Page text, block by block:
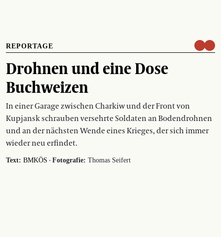
REPORTAGE
Drohnen und eine Dose
Buchweizen
In einer Garage zwischen Charkiw und der Front von
Kupjansk schrauben versehrte Soldaten an Bodendrohnen
und an der nächsten Wende eines Krieges, der sich immer
wieder neu erfindet.
Text: BMKÖS · Fotografie: Thomas Seifert